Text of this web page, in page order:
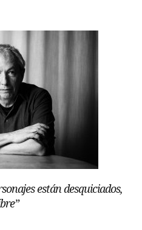
están desquiciados,